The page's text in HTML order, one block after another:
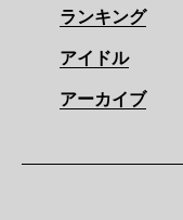
ランキング
アイドル
アーカイブ